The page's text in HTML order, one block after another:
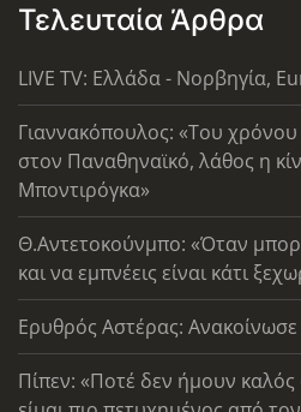
Τελευταία Άρθρα
LIVE TV: Ελλάδα - Νορβηγία,
Γιαννακόπουλος: «Του χρόνου
στον Παναθηναϊκό, λάθος η
Μποντιρόγκα»
Θ.Αντετοκούνμπο: «Όταν
και να εμπνέεις είναι κάτι
Ερυθρός Αστέρας: Ανακοίνωσε
Πίπεν: «Ποτέ δεν ήμουν